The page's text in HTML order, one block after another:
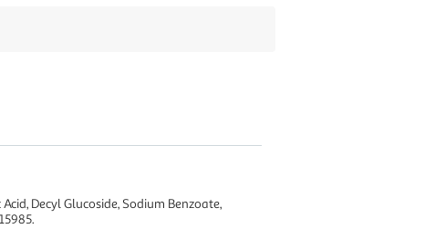
Decyl Glucoside, Sodium Benzoate,